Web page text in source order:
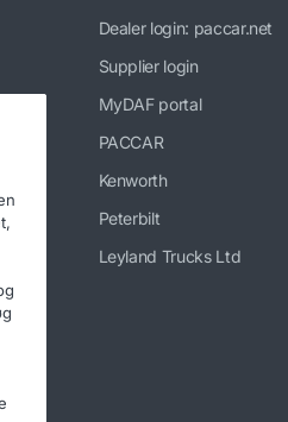
Dealer login: paccar.net
Supplier login
MyDAF portal
PACCAR
Kenworth
Peterbilt
Leyland Trucks Ltd